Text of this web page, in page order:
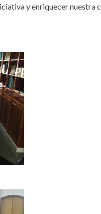
y enriquecer nuestra